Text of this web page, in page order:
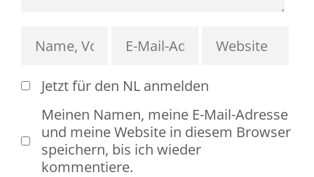
Jetzt für den NL anmelden
Meinen Namen, meine E-Mail-Adresse
und meine Website in diesem Browser
speichern, bis ich wieder
kommentiere.